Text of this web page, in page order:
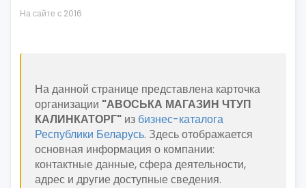
На сайте с 2016
На данной странице представлена карточка
организации "АВОСЬКА МАГАЗИН ЧТУП
КАЛИНКАТОРГ" из бизнес-каталога
Республики Беларусь. Здесь отображается
основная информация о компании:
контактные данные, сфера деятельности,
адрес и другие доступные сведения.